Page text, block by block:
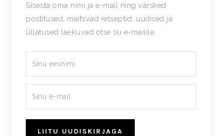
Sisesta oma nimi ja e-mail ning värsked
postitused, maitsvad retseptid, uudised ja
üllatused laekuvad otse su e-mailile.
LIITU UUDISKIRJAGA